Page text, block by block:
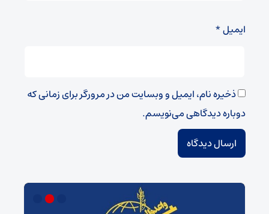
ایمیل*
ذخیره نام، ایمیل و وبسایت من در مرورگر برای زمانی که
دوباره دیدگاهی می‌نویسم.